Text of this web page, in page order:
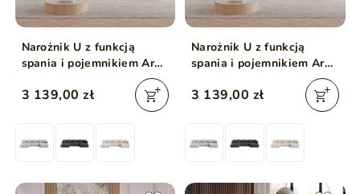
Narożnik U z funkcją
spania i pojemnikiem Ardi
3 139,00 zł
Narożnik U z funkcją
spania i pojemnikiem Ardi
3 139,00 zł